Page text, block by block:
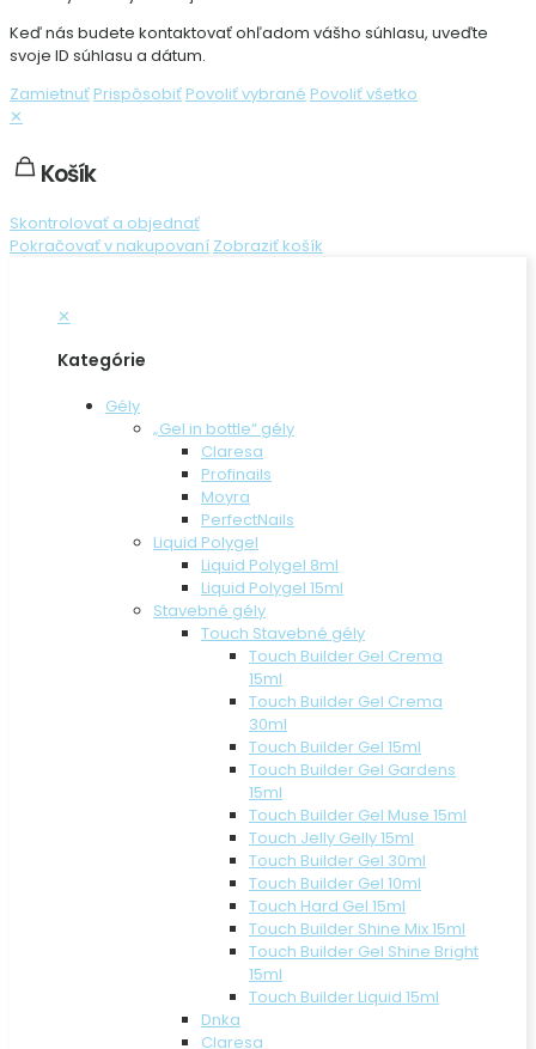
Keď nás budete kontaktovať ohľadom vášho súhlasu, uveďte
svoje ID súhlasu a dátum.
Zamietnuť Prispôsobiť Povoliť vybrané Povoliť všetko
✕
Košík
Skontrolovať a objednať
Pokračovať v nakupovaní Zobraziť košík
✕
Kategórie
Gély
„Gel in bottle“ gély
Claresa
Profinails
Moyra
PerfectNails
Liquid Polygel
Liquid Polygel 8ml
Liquid Polygel 15ml
Stavebné gély
Touch Stavebné gély
Touch Builder Gel Crema
15ml
Touch Builder Gel Crema
30ml
Touch Builder Gel 15ml
Touch Builder Gel Gardens
15ml
Touch Builder Gel Muse 15ml
Touch Jelly Gelly 15ml
Touch Builder Gel 30ml
Touch Builder Gel 10ml
Touch Hard Gel 15ml
Touch Builder Shine Mix 15ml
Touch Builder Gel Shine Bright
15ml
Touch Builder Liquid 15ml
Dnka
Claresa